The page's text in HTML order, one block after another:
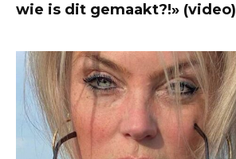
wie is dit gemaakt?!» (video)